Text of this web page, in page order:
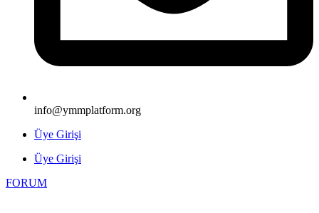
info@ymmplatform.org
Üye Girişi
Üye Girişi
FORUM